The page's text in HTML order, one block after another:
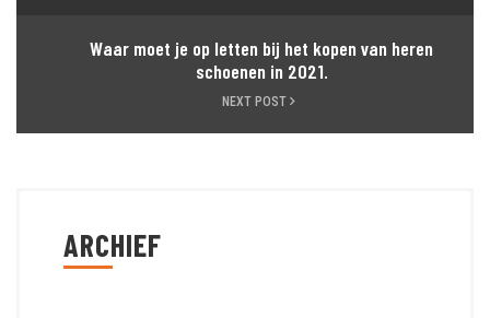
Waar moet je op letten bij het kopen van heren
schoenen in 2021.
NEXT POST
ARCHIEF